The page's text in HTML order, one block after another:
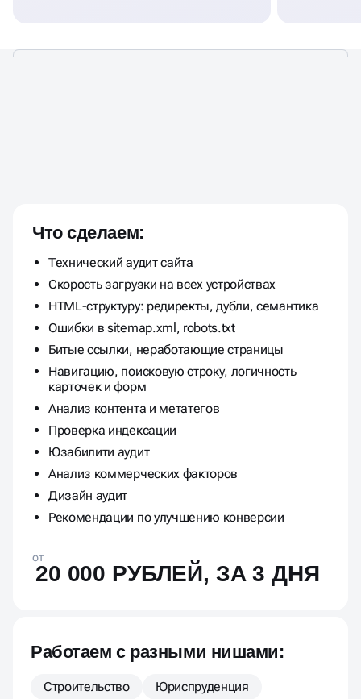
ОШИБКИ, ТОЧКИ РОСТА И
ДАЕМРЕКОМЕНДАЦИИ ПО
УЛУЧШЕНИЮ РЕЗУЛЬТАТА
Что сделаем:
Технический аудит сайта
Скорость загрузки на всех устройствах
HTML-структуру: редиректы, дубли, семантика
Ошибки в sitemap.xml, robots.txt
Битые ссылки, неработающие страницы
Навигацию, поисковую строку, логичность
карточек и форм
Анализ контента и метатегов
Проверка индексации
Юзабилити аудит
Анализ коммерческих факторов
Дизайн аудит
Рекомендации по улучшению конверсии
от
20 000 РУБЛЕЙ, ЗА 3 ДНЯ
Работаем с разными нишами:
Строительство
Юриспруденция